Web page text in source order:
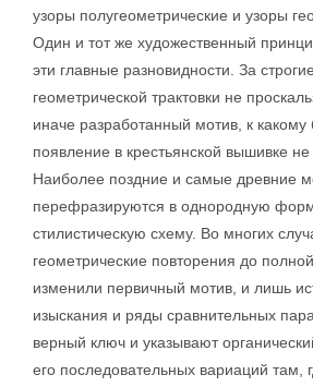
узоры полугеометрические и узоры
Один и тот же художественный
эти главные разновидности. За
геометрической трактовки не
иначе разработанный мотив, к
появление в крестьянской вышивке не
Наиболее поздние и самые древние
перефразируются в однородную
стилистическую схему. Во многих
геометрические повторения до
изменили первичный мотив, и лишь
изыскания и ряды сравнительных
верный ключ и указывают
его последовательных вариаций там,